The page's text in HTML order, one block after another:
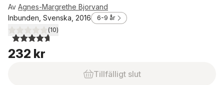
Av Agnes-Margrethe Bjorvand
Inbunden, Svenska, 2016
6-9 år
4,7utav 5 stjärnor. Totalt antal röster:
(10)
232 kr
Tillfälligt slut